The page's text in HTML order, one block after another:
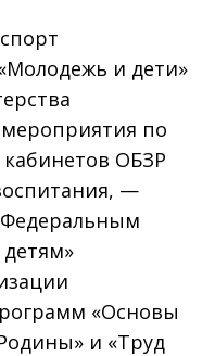
и дети»
по
ОБЗР
—
«Основы
и «Труд